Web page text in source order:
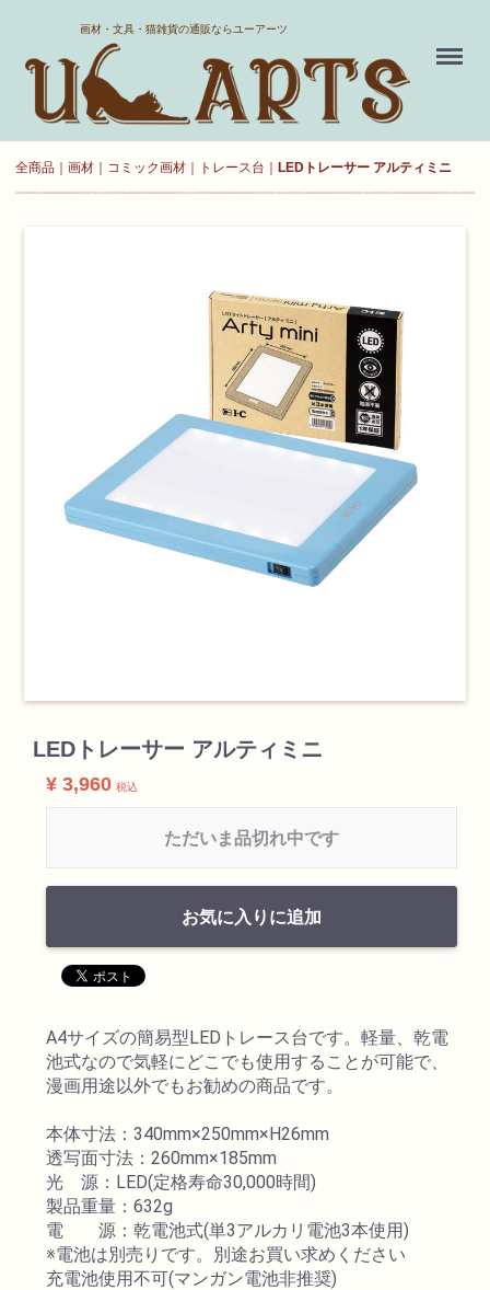
画材・文具・猫雑貨の通販ならユーアーツ
Menu
全商品 画材 コミック画材 トレース台 LEDトレーサー アルティミニ
LEDトレーサー アルティミニ
¥ 3,960 税込
ただいま品切れ中です
お気に入りに追加
A4サイズの簡易型LEDトレース台です。軽量、乾電
池式なので気軽にどこでも使用することが可能で、
漫画用途以外でもお勧めの商品です。
本体寸法：340mm×250mm×H26mm
透写面寸法：260mm×185mm
光 源：LED(定格寿命30,000時間)
製品重量：632g
電 源：乾電池式(単3アルカリ電池3本使用)
※電池は別売りです。別途お買い求めください
充電池使用不可(マンガン電池非推奨)
ホーム
送料について
新規会員登録
ログイン
カート
現在カート内に
商品はございません。
検索
書道用品
不透明水彩絵具
アクリル絵具
画溶液